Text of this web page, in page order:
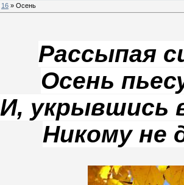
16 » Осень
Рассыпая
Осень
И, укрывшись
Никому не